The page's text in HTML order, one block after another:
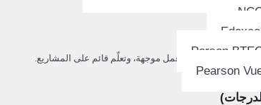
مختبرات، ورش عمل موجهة، وتعلّم قائم على المشاريع.